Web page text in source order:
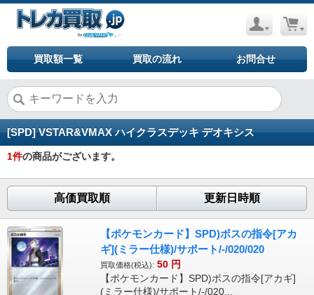
買取額一覧 買取の流れ お問合せ
[SPD] VSTAR&VMAX ハイクラスデッキ デオキシス
1件の商品がございます。
高価買取順 更新日時順
【ポケモンカード】SPD)ボスの指令[アカ
ギ](ミラー仕様)/サポート/-/020/020
買取価格(税込): 50 円
【ポケモンカード】SPD)ボスの指令[アカギ]
(ミラー仕様)/サポート/-/020...